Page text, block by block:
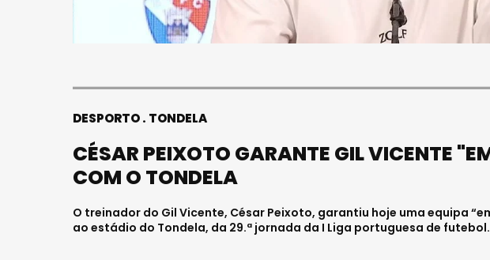
DESPORTO TONDELA
CÉSAR PEIXOTO GARANTE GIL VICENTE
COM O TONDELA
O treinador do Gil Vicente, César Peixoto, garantiu hoje uma equipa
ao estádio do Tondela, da 29.ª jornada da I Liga portuguesa de futebol.
Julho 11, 2026 . 10:41